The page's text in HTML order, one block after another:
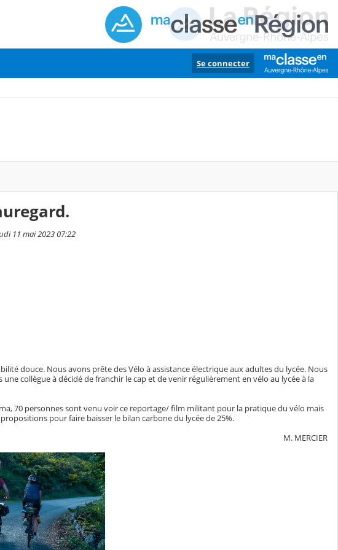
Se connecter
11 mai 2023 07:22
douce. Nous avons prête des Vélo à assistance électrique aux adultes du lycée. Nous
collègue à décidé de franchir le cap et de venir régulièrement en vélo au lycée à la
70 personnes sont venu voir ce reportage/ film militant pour la pratique du vélo mais
pour faire baisser le bilan carbone du lycée de 25%.
M. MERCIER